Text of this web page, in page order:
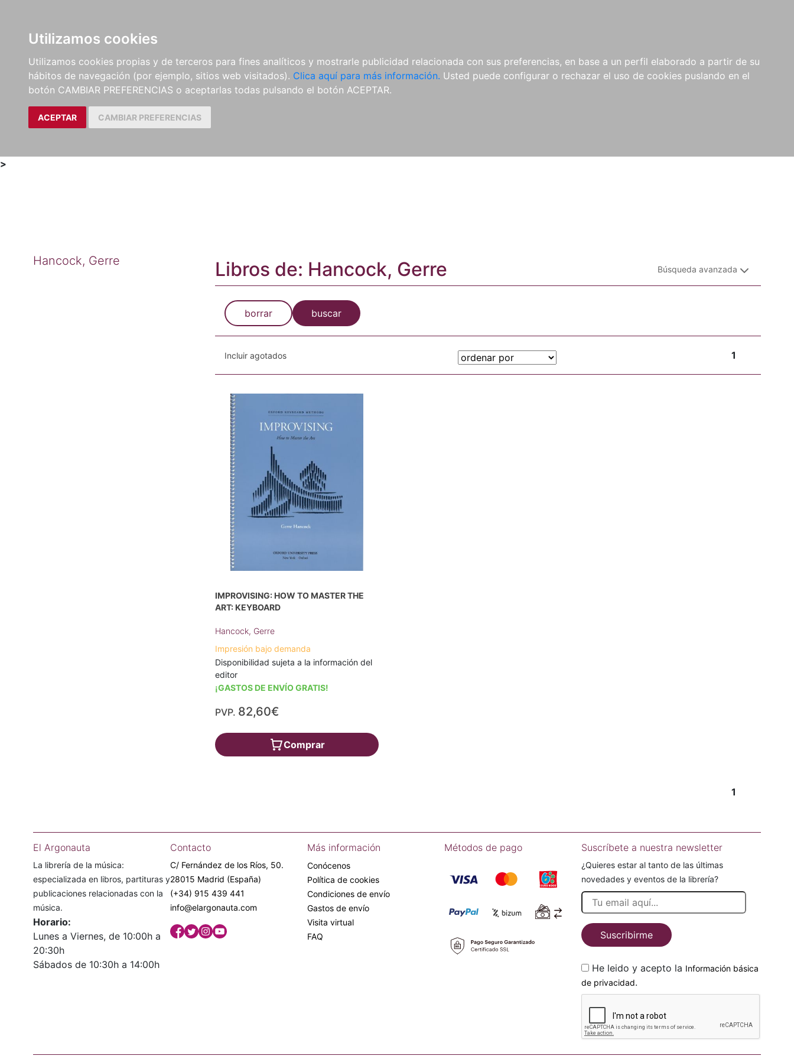
Utilizamos cookies
Utilizamos cookies propias y de terceros para fines analíticos y mostrarle publicidad relacionada con sus preferencias, en base a un perfil elaborado a partir de su
hábitos de navegación (por ejemplo, sitios web visitados). Clica aquí para más información. Usted puede configurar o rechazar el uso de cookies puslando en el
botón CAMBIAR PREFERENCIAS o aceptarlas todas pulsando el botón ACEPTAR.
ACEPTAR CAMBIAR PREFERENCIAS
LIBROS
MÉTODOS Y
EJERCICIOS
PARTITURAS Y EDICIONES
CRÍTICAS
REVISTAS
CDS Y
DVDS
MATERIAL
COMPLEMENTARIO
NOVEDADES NOTICIAS
COMPRAS
INSTITUCIONALES
>
Hancock, Gerre Libros de: Hancock, Gerre Búsqueda avanzada
borrar buscar
Incluir agotados 1
IMPROVISING: HOW TO MASTER THE
ART: KEYBOARD
Hancock, Gerre
Impresión bajo demanda
Disponibilidad sujeta a la información del
editor
¡GASTOS DE ENVÍO GRATIS!
PVP. 82,60€
Comprar
1
El Argonauta
La librería de la música:
especializada en libros, partituras y
publicaciones relacionadas con la
música.
Horario:
Lunes a Viernes, de 10:00h a
20:30h
Sábados de 10:30h a 14:00h
Contacto
C/ Fernández de los Ríos, 50.
28015 Madrid (España)
(+34) 915 439 441
info@elargonauta.com
Más información
Conócenos
Política de cookies
Condiciones de envío
Gastos de envío
Visita virtual
FAQ
Métodos de pago Suscríbete a nuestra newsletter
¿Quieres estar al tanto de las últimas
novedades y eventos de la librería?
Suscribirme
He leido y acepto la Información básica
de privacidad.